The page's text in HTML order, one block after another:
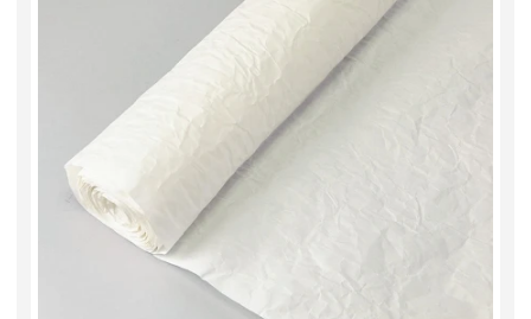
Изделия из металла
Сухоцветы